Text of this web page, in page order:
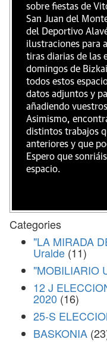
sobre fiestas de
San Juan del
del Deportivo
ilustraciones para
tiras diarias de las
domingos de
todos estos
datos adjuntos y
añadiendo
Asimismo,
distintos trabajos
anteriores y que
Espero que
espacio.
Categories
"LA MIRADA
Uralde (11)
"MOBILIARIO
12 J
2020 (16)
25-S
BASKONIA